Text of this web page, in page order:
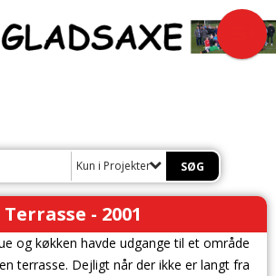
Kun i Projekter
Terrasse - 2001
og køkken havde udgange til et område
terrasse. Dejligt når der ikke er langt fra